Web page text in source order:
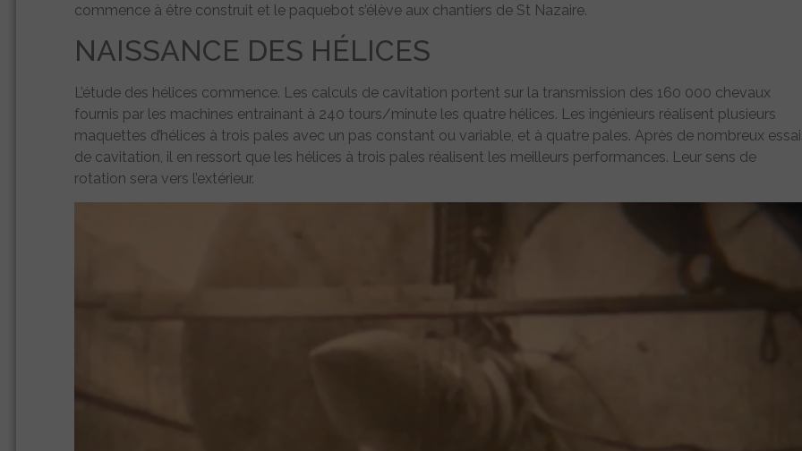
commence à être construit et le paquebot s’élève aux chantiers de St Nazaire.
NAISSANCE DES HÉLICES
L’étude des hélices commence. Les calculs de cavitation portent sur la transmission des 160 000 chevaux
fournis par les machines entrainant à 240 tours/minute les quatre hélices. Les ingénieurs réalisent plusieurs
maquettes d’hélices à trois pales avec un pas constant ou variable, et à quatre pales. Après de nombreux
de cavitation, il en ressort que les hélices à trois pales réalisent les meilleurs performances. Leur sens de
rotation sera vers l’extérieur.